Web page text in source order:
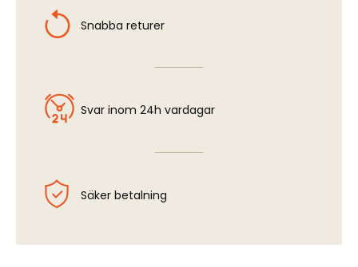
Snabba returer
Svar inom 24h vardagar
Säker betalning